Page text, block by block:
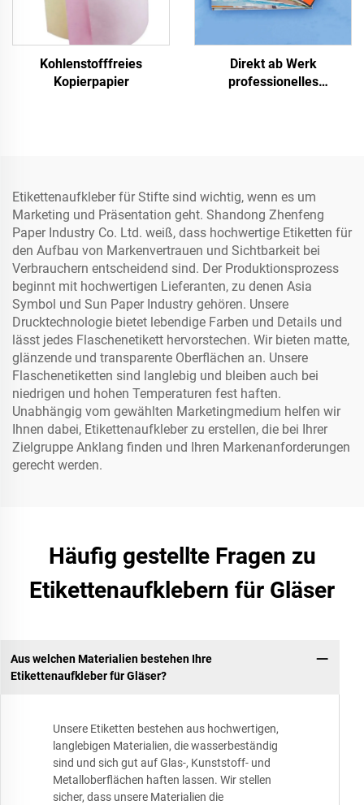
Kohlenstofffreies
Kopierpapier
Direkt ab Werk
professionelles
Etikettenaufkleber für Stifte sind wichtig, wenn es um
Marketing und Präsentation geht. Shandong Zhenfeng
Paper Industry Co. Ltd. weiß, dass hochwertige Etiketten für
den Aufbau von Markenvertrauen und Sichtbarkeit bei
Verbrauchern entscheidend sind. Der Produktionsprozess
beginnt mit hochwertigen Lieferanten, zu denen Asia
Symbol und Sun Paper Industry gehören. Unsere
Drucktechnologie bietet lebendige Farben und Details und
lässt jedes Flaschenetikett hervorstechen. Wir bieten matte,
glänzende und transparente Oberflächen an. Unsere
Flaschenetiketten sind langlebig und bleiben auch bei
niedrigen und hohen Temperaturen fest haften.
Unabhängig vom gewählten Marketingmedium helfen wir
Ihnen dabei, Etikettenaufkleber zu erstellen, die bei Ihrer
Zielgruppe Anklang finden und Ihren Markenanforderungen
gerecht werden.
Häufig gestellte Fragen zu
Etikettenaufklebern für Gläser
Aus welchen Materialien bestehen Ihre
Etikettenaufkleber für Gläser?
Unsere Etiketten bestehen aus hochwertigen,
langlebigen Materialien, die wasserbeständig
sind und sich gut auf Glas-, Kunststoff- und
Metalloberflächen haften lassen. Wir stellen
sicher, dass unsere Materialien die